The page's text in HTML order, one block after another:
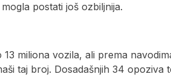
postati još ozbiljnija.
miliona vozila, ali prema
taj broj. Dosadašnjih 34 opoziva